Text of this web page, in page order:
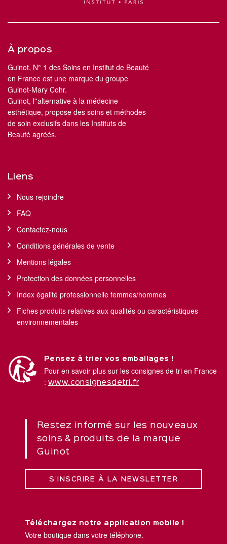
À propos
Guinot, N° 1 des Soins en Institut de Beauté
en France est une marque du groupe
Guinot-Mary Cohr.
Guinot, l''alternative à la médecine
esthétique, propose des soins et méthodes
de soin exclusifs dans les Instituts de
Beauté agréés.
Liens
Nous rejoindre
FAQ
Contactez-nous
Conditions générales de vente
Mentions légales
Protection des données personnelles
Index égalité professionnelle femmes/hommes
Fiches produits relatives aux qualités ou caractéristiques
environnementales
Pensez à trier vos emballages !
Pour en savoir plus sur les consignes de tri en France
: www.consignesdetri.fr
Restez informé sur les nouveaux
soins & produits de la marque
Guinot
S’INSCRIRE À LA NEWSLETTER
Téléchargez notre application mobile !
Votre boutique dans votre téléphone.